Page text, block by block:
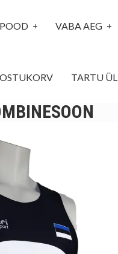
POOD VABA AEG
OSTUKORV TARTU